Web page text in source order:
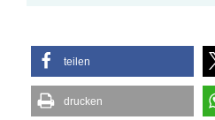
teilen
drucken